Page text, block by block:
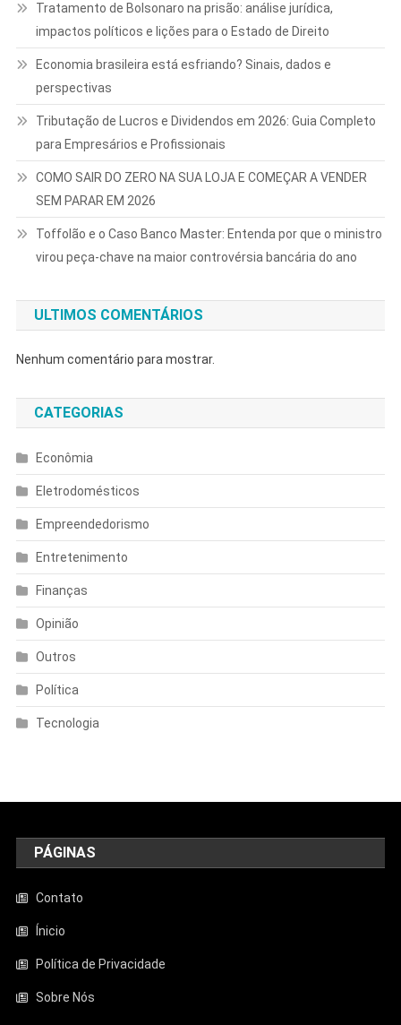
Tratamento de Bolsonaro na prisão: análise jurídica,
impactos políticos e lições para o Estado de Direito
Economia brasileira está esfriando? Sinais, dados e
perspectivas
Tributação de Lucros e Dividendos em 2026: Guia Completo
para Empresários e Profissionais
COMO SAIR DO ZERO NA SUA LOJA E COMEÇAR A VENDER
SEM PARAR EM 2026
Toffolão e o Caso Banco Master: Entenda por que o ministro
virou peça-chave na maior controvérsia bancária do ano
ULTIMOS COMENTÁRIOS
Nenhum comentário para mostrar.
CATEGORIAS
Econômia
Eletrodomésticos
Empreendedorismo
Entretenimento
Finanças
Opinião
Outros
Política
Tecnologia
PÁGINAS
Contato
Ínicio
Política de Privacidade
Sobre Nós